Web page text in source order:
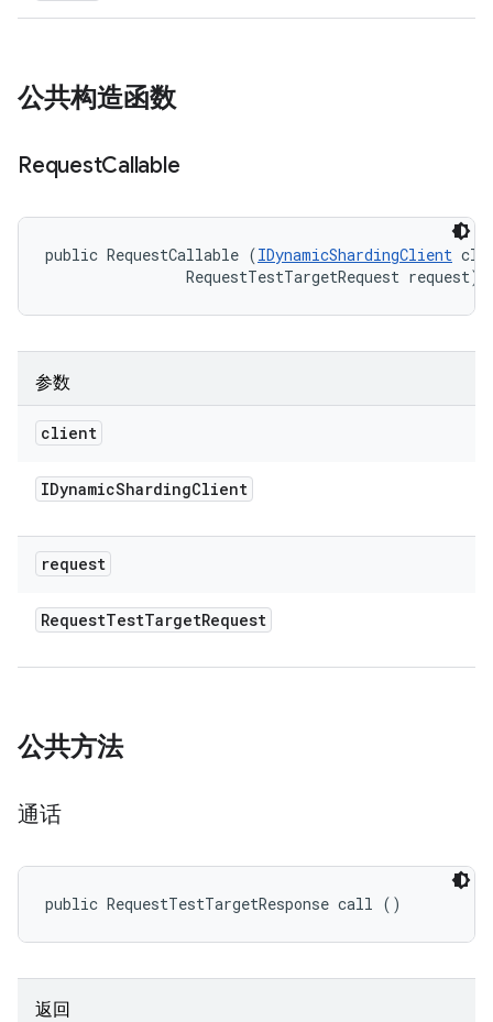
公共构造函数
RequestCallable
public RequestCallable (IDynamicShardingClient
                RequestTestTargetRequest request)
参数
client
IDynamicShardingClient
request
RequestTestTargetRequest
公共方法
通话
public RequestTestTargetResponse call ()
返回